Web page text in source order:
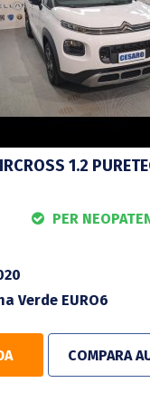
1.2
PER
Verde EURO6
COMPARA